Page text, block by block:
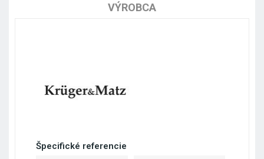
VÝROBCA
Špecifické referencie